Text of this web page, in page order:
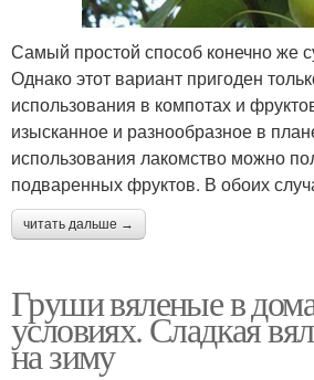
Самый простой способ конечно же
Однако этот вариант пригоден
использования в компотах и
изысканное и разнообразное в
использования лакомство можно
подваренных фруктов. В обоих
читать дальше →
Груши вяленые в
условиях. Сладкая
на зиму